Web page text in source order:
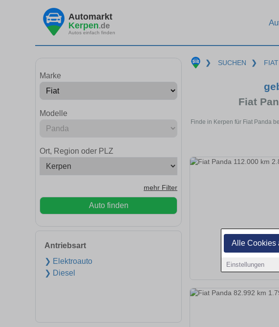
Alle Cookies
Einstellungen
Automarkt
Kerpen.de
Autos einfach finden
Marke
Modelle
Ort, Region oder PLZ
mehr Filter
Auto finden
Antriebsart
❯ Elektroauto
❯ Diesel
❯ SUCHEN ❯ FIAT
Fiat
Finde in Kerpen für Fiat Panda